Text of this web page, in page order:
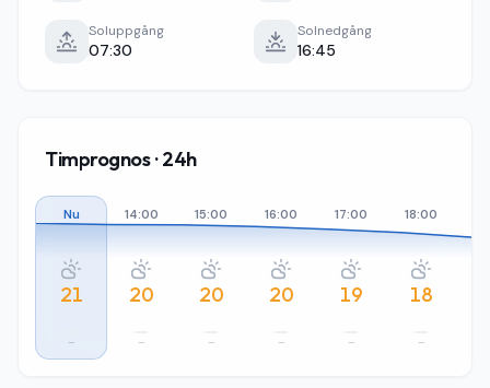
Soluppgång
07:30
Solnedgång
16:45
Timprognos · 24h
Nu
21
–
14:00
20
–
15:00
20
–
16:00
20
–
17:00
19
–
18:00
18
–